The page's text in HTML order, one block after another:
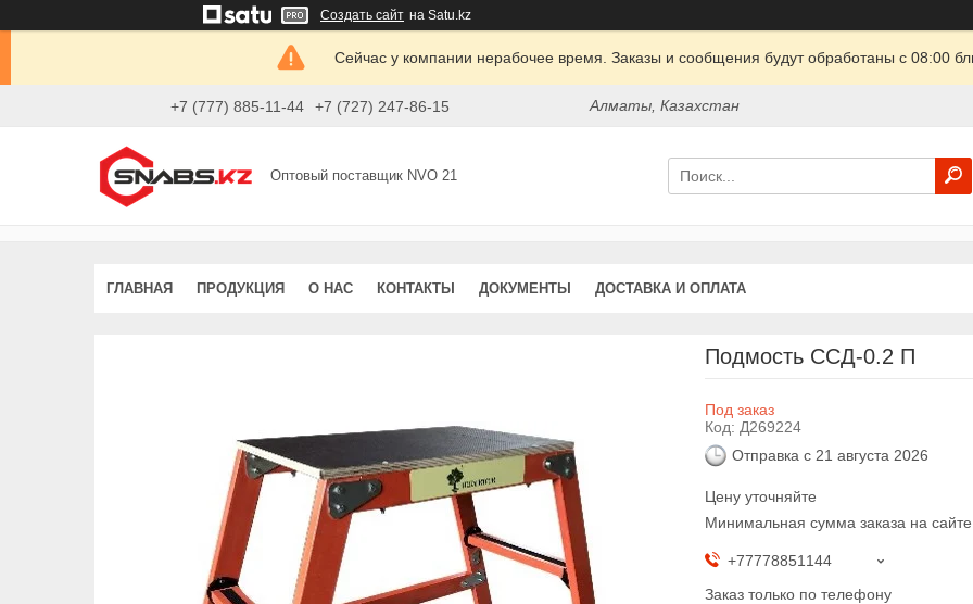
Создать сайт на Satu.kz
Сейчас у компании нерабочее время. Заказы и сообщения будут обработаны с 08:00
+7 (777) 885-11-44 +7 (727) 247-86-15 Алматы, Казахстан
Оптовый поставщик NVO 21
ГЛАВНАЯ ПРОДУКЦИЯ О НАС КОНТАКТЫ ДОКУМЕНТЫ ДОСТАВКА И ОПЛАТА
Подмость ССД-0.2 П
Под заказ
Код: Д269224
Отправка с 21 августа 2026
Цену уточняйте
Минимальная сумма заказа на
+77778851144
Заказ только по телефону